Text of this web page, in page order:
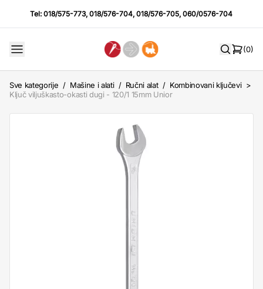
Tel:018/575-773,018/576-704,018/576-705,060/0576-704
(0)
Sve kategorije / Mašine i alati / Ručni alat / Kombinovani ključevi >
Ključ viljuškasto-okasti dugi - 120/1 15mm Unior